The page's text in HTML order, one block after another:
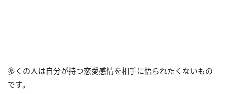
多くの人は自分が持つ恋愛感情を相手に悟られたくないもの
です。